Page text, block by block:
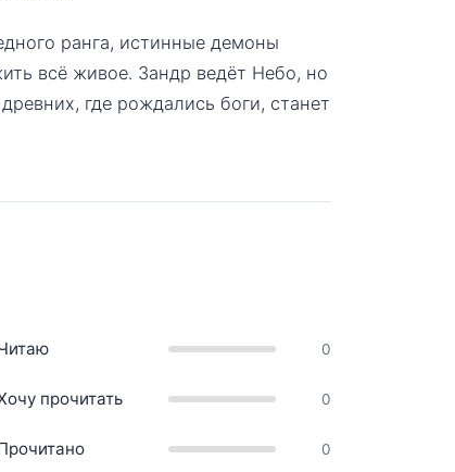
ранга, истинные демоны
всё живое. Зандр ведёт Небо, но
где рождались боги, станет
0
прочитать 0
0